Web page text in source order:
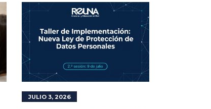
JULIO 3, 2026